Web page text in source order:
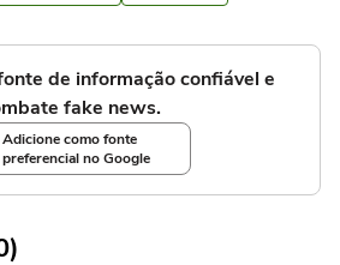
de informação confiável e
fake news.
Adicione como fonte
preferencial no Google